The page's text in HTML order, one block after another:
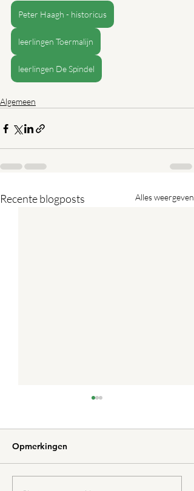
Peter Haagh - historicus
leerlingen Toermalijn
leerlingen De Spindel
Algemeen
Recente blogposts Alles weergeven
Opmerkingen